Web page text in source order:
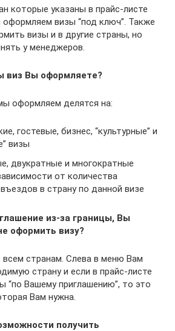
которые указаны в прайс-листе
визы “под ключ”. Также
визы и в другие страны, но
у менеджеров.
виз Вы оформляете?
оформляем делятся на:
гостевые, бизнес, “культурные” и
визы
двукратные и многократные
от количества
в страну по данной визе
из-за границы, Вы
оформить визу?
странам. Слева в меню Вам
страну и если в прайс-листе
“по Вашему приглашению”, то это
Вам нужна.
получить